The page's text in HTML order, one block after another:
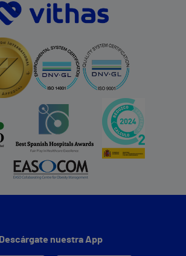
Descárgate nuestra App